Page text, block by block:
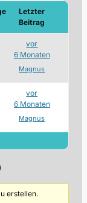
Letzter
Beitrag
vor
6 Monaten
Magnus
vor
6 Monaten
Magnus
erstellen.